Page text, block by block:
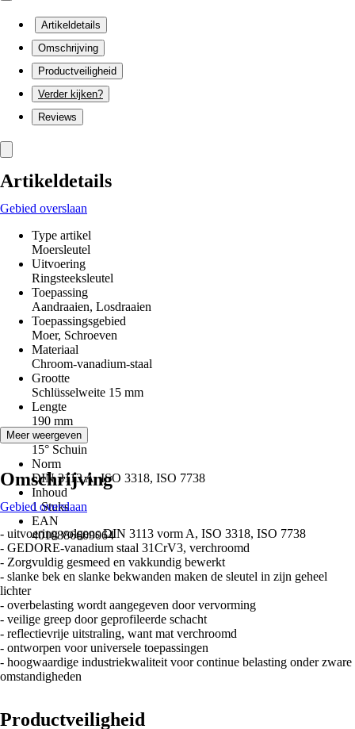
Artikeldetails
Omschrijving
Productveiligheid
Verder kijken?
Reviews
Artikeldetails
Gebied overslaan
Type artikel
Moersleutel
Uitvoering
Ringsteeksleutel
Toepassing
Aandraaien, Losdraaien
Toepassingsgebied
Moer, Schroeven
Materiaal
Chroom-vanadium-staal
Grootte
Schlüsselweite 15 mm
Lengte
190 mm
Kopvorm
15° Schuin
Norm
DIN 3113 A, ISO 3318, ISO 7738
Inhoud
1 Stuks
EAN
4010886609064
Meer weergeven
Omschrijving
Gebied overslaan
- uitvoering volgens DIN 3113 vorm A, ISO 3318, ISO 7738
- GEDORE-vanadium staal 31CrV3, verchroomd
- Zorgvuldig gesmeed en vakkundig bewerkt
- slanke bek en slanke bekwanden maken de sleutel in zijn geheel
lichter
- overbelasting wordt aangegeven door vervorming
- veilige greep door geprofileerde schacht
- reflectievrije uitstraling, want mat verchroomd
- ontworpen voor universele toepassingen
- hoogwaardige industriekwaliteit voor continue belasting onder zware
omstandigheden
Productveiligheid